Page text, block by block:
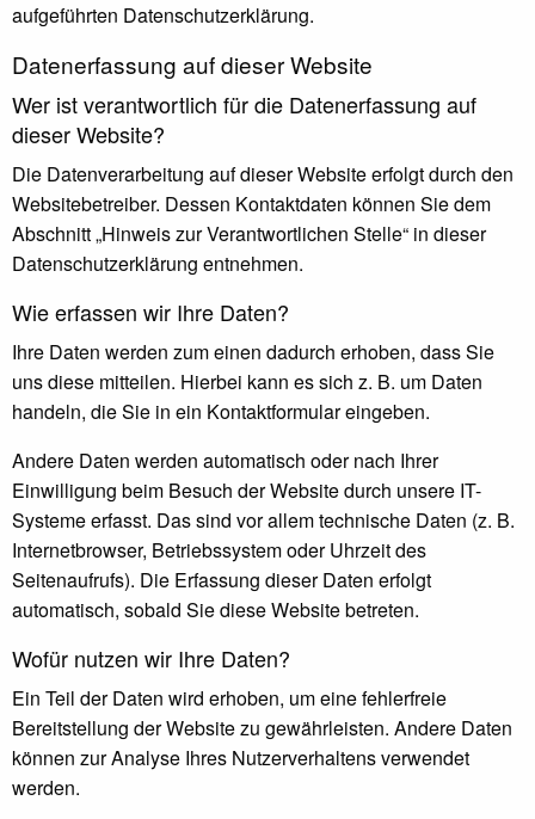
aufgeführten Datenschutzerklärung.
Datenerfassung auf dieser Website
Wer ist verantwortlich für die Datenerfassung auf
dieser Website?
Die Datenverarbeitung auf dieser Website erfolgt durch den
Websitebetreiber. Dessen Kontaktdaten können Sie dem
Abschnitt „Hinweis zur Verantwortlichen Stelle“ in dieser
Datenschutzerklärung entnehmen.
Wie erfassen wir Ihre Daten?
Ihre Daten werden zum einen dadurch erhoben, dass Sie
uns diese mitteilen. Hierbei kann es sich z. B. um Daten
handeln, die Sie in ein Kontaktformular eingeben.
Andere Daten werden automatisch oder nach Ihrer
Einwilligung beim Besuch der Website durch unsere IT-
Systeme erfasst. Das sind vor allem technische Daten (z. B.
Internetbrowser, Betriebssystem oder Uhrzeit des
Seitenaufrufs). Die Erfassung dieser Daten erfolgt
automatisch, sobald Sie diese Website betreten.
Wofür nutzen wir Ihre Daten?
Ein Teil der Daten wird erhoben, um eine fehlerfreie
Bereitstellung der Website zu gewährleisten. Andere Daten
können zur Analyse Ihres Nutzerverhaltens verwendet
werden.